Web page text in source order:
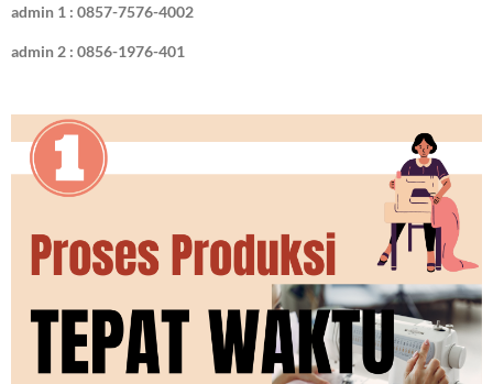
admin 1 : 0857-7576-4002
admin 2 : 0856-1976-401